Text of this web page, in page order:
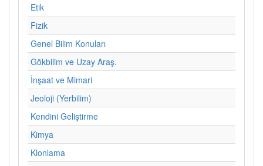
Etik
Fizik
Genel Bilim Konuları
Gökbilim ve Uzay Araş.
İnşaat ve Mimari
Jeoloji (Yerbilim)
Kendini Geliştirme
Kimya
Klonlama